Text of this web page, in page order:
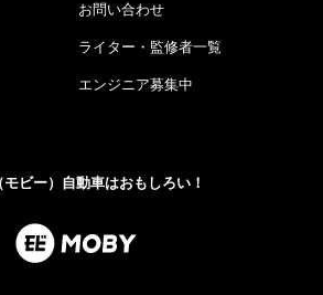
お問い合わせ
ライター・監修者一覧
エンジニア募集中
モビー）自動車はおもしろい！